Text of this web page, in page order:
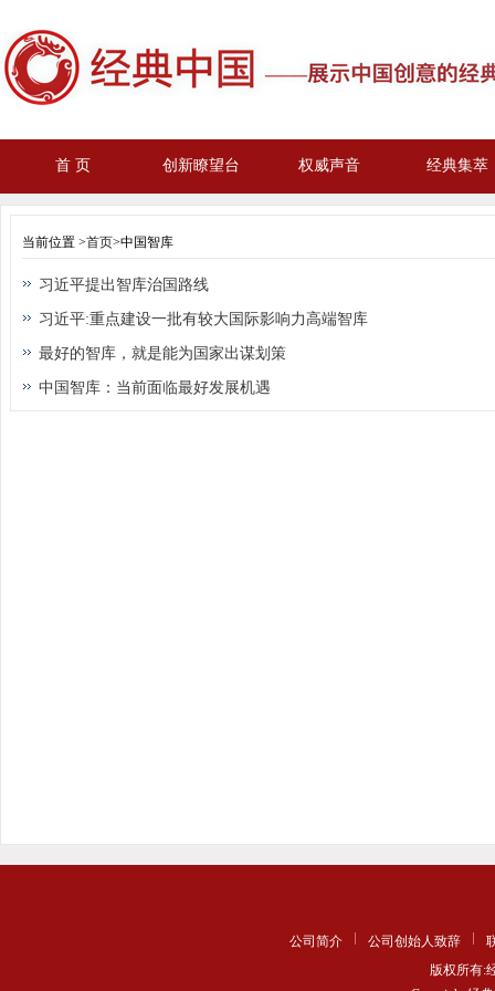
首 页 创新瞭望台 权威声音 经典集萃
当前位置 >首页>中国智库
习近平提出智库治国路线
习近平:重点建设一批有较大国际影响力高端智库
最好的智库，就是能为国家出谋划策
中国智库：当前面临最好发展机遇
公司简介 公司创始人致辞
版权所有: